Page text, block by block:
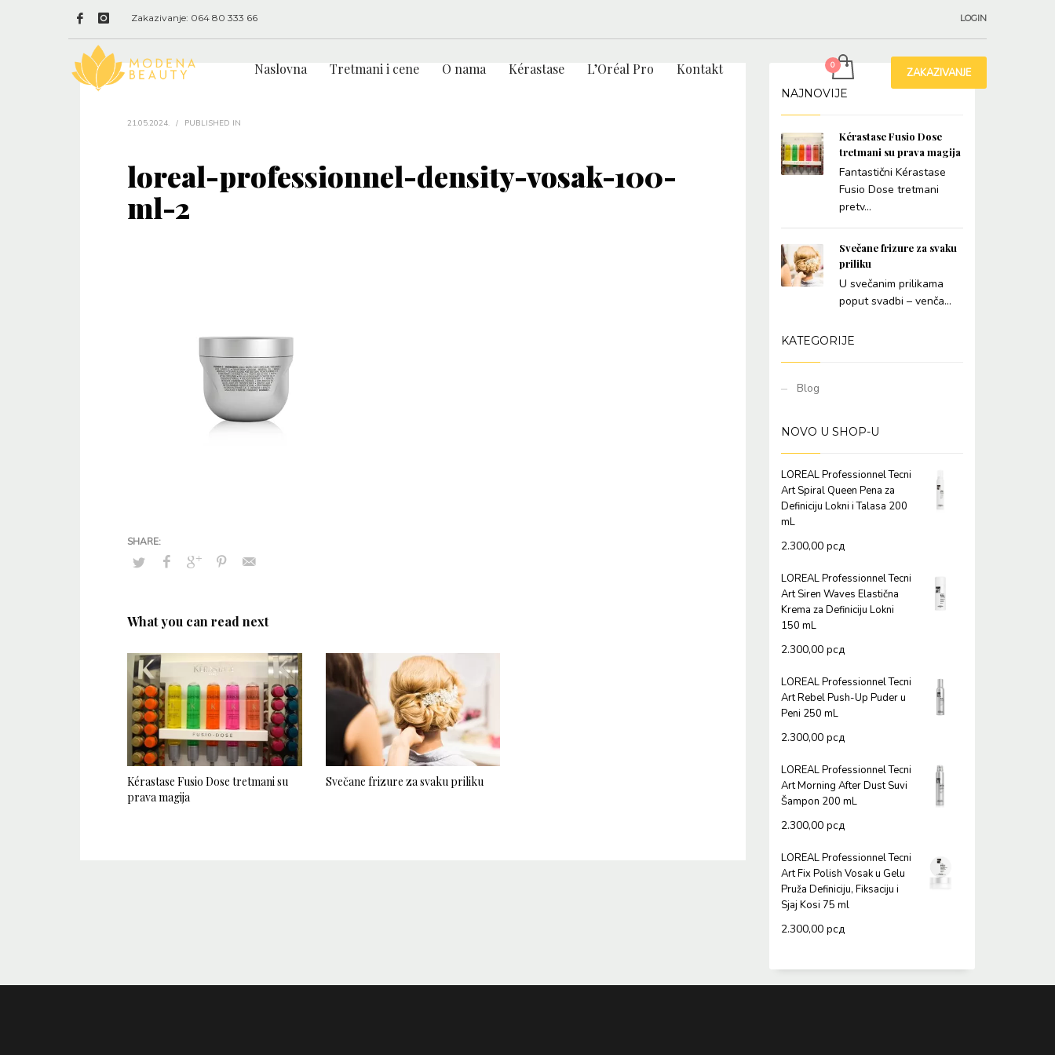
Zakazivanje: 064 80 333 66 LOGIN
Naslovna Tretmani i cene O nama Kérastase L’Oréal Pro Kontakt ZAKAZIVANJE
21.05.2024. / PUBLISHED IN
loreal-professionnel-density-vosak-100-
ml-2
What you can read next
Kérastase Fusio Dose tretmani su
prava magija
Svečane frizure za svaku priliku
NAJNOVIJE
Kérastase Fusio Dose
tretmani su prava magija
Fantastični Kérastase
Fusio Dose tretmani
pretv...
Svečane frizure za svaku
priliku
U svečanim prilikama
poput svadbi – venča...
KATEGORIJE
Blog
NOVO U SHOP-U
LOREAL Professionnel Tecni
Art Spiral Queen Pena za
Definiciju Lokni i Talasa 200
mL
2.300,00 рсд
LOREAL Professionnel Tecni
Art Siren Waves Elastična
Krema za Definiciju Lokni
150 mL
2.300,00 рсд
LOREAL Professionnel Tecni
Art Rebel Push-Up Puder u
Peni 250 mL
2.300,00 рсд
LOREAL Professionnel Tecni
Art Morning After Dust Suvi
Šampon 200 mL
2.300,00 рсд
LOREAL Professionnel Tecni
Art Fix Polish Vosak u Gelu
Pruža Definiciju, Fiksaciju i
Sjaj Kosi 75 ml
2.300,00 рсд